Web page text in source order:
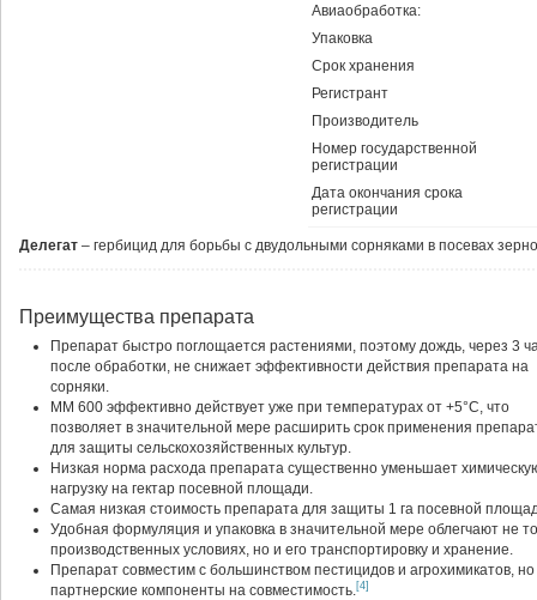
Авиаобработка:
Упаковка
Срок хранения
Регистрант
Производитель
Номер государственной
регистрации
Дата окончания срока
регистрации
Делегат – гербицид для борьбы с двудольными сорняками в посевах
Преимущества препарата
Препарат быстро поглощается растениями, поэтому дождь, через 3
после обработки, не снижает эффективности действия препарата на
сорняки.
ММ 600 эффективно действует уже при температурах от +5°С, что
позволяет в значительной мере расширить срок применения
для защиты сельскохозяйственных культур.
Низкая норма расхода препарата существенно уменьшает
нагрузку на гектар посевной площади.
Самая низкая стоимость препарата для защиты 1 га посевной
Удобная формуляция и упаковка в значительной мере облегчают не
производственных условиях, но и его транспортировку и хранение.
Препарат совместим с большинством пестицидов и агрохимикатов,
партнерские компоненты на совместимость.[4]